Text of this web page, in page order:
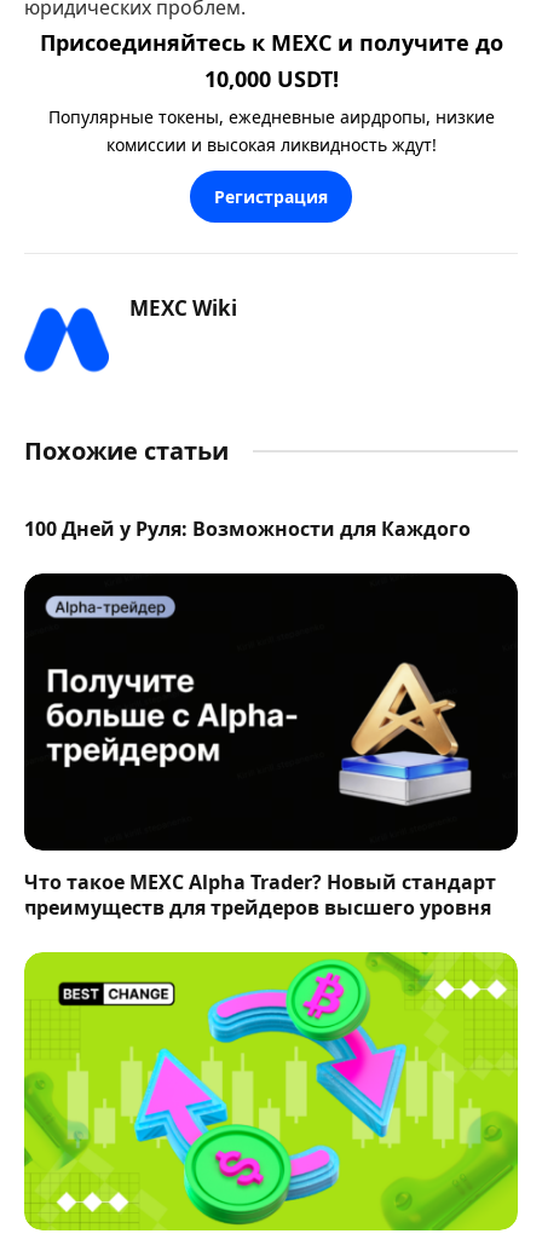
юридических проблем.
Присоединяйтесь к MEXC и получите до
10,000 USDT!
Популярные токены, ежедневные аирдропы, низкие
комиссии и высокая ликвидность ждут!
Регистрация
MEXC Wiki
Похожие статьи
100 Дней у Руля: Возможности для Каждого
Что такое MEXC Alpha Trader? Новый стандарт
преимуществ для трейдеров высшего уровня